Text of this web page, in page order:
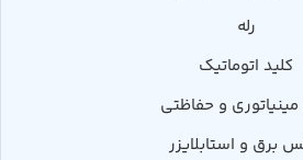
رله
کلید اتوماتیک
مینیاتوری و حفاظتی
برق و استابلایزر